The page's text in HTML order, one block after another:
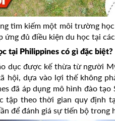
tìm kiếm một môi trường
ứng đủ điều kiện du học tại
tại Philippines có gì đặc biệt?
dục được kế thừa từ người
hội, dựa vào lợi thế không
đã áp dụng mô hình đào
tập theo thời gian quy định
để đánh giá sự tiến bộ trong